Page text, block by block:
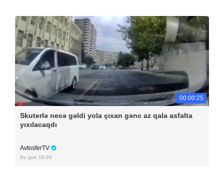
00:00:25
Skuterlə necə gəldi yola çıxan gənc az qala asfalta
yıxılacaqdı
AvtosferTV
Bu gün 18:26